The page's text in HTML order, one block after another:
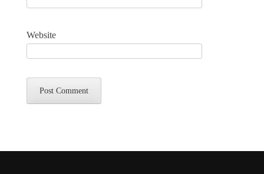
Website